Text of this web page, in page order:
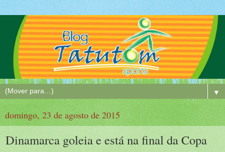
▼
domingo, 23 de agosto de 2015
Dinamarca goleia e está na final da Copa